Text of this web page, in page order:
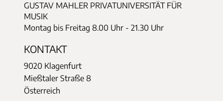
GUSTAV MAHLER PRIVATUNIVERSITÄT FÜR
MUSIK
Montag bis Freitag 8.00 Uhr - 21.30 Uhr
KONTAKT
9020 Klagenfurt
Mießtaler Straße 8
Österreich